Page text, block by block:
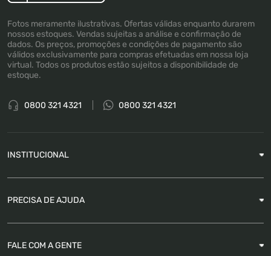
Fotos meramente ilustrativas. Ofertas válidas enquanto durarem
nossos estoques. Vendas sujeitas a análise e confirmação de
dados. Os preços, promoções e condições de pagamento são
válidos exclusivamente para compras efetuadas em nossa loja
virtual. Todos os produtos estão sujeitos a disponibilidade de
estoque.
0800 321 4321 0800 321 4321
INSTITUCIONAL
PRECISA DE AJUDA
FALE COM A GENTE